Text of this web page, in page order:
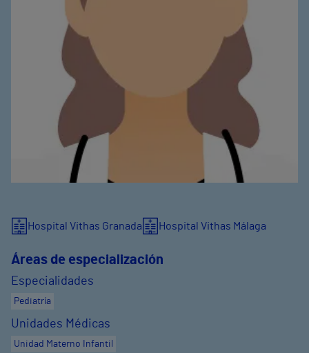
Hospital Vithas Granada Hospital Vithas Málaga
Áreas de especialización
Especialidades
Pediatría
Unidades Médicas
Unidad Materno Infantil